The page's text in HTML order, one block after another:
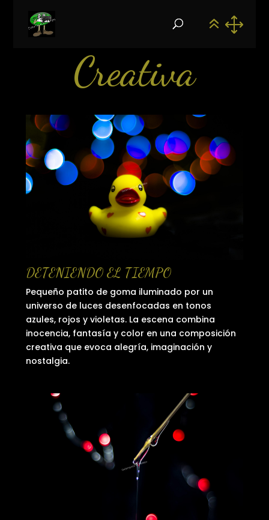
Creativa
DETENIENDO EL TIEMPO
Pequeño patito de goma iluminado por un
universo de luces desenfocadas en tonos
azules, rojos y violetas. La escena combina
inocencia, fantasía y color en una composición
creativa que evoca alegría, imaginación y
nostalgia.